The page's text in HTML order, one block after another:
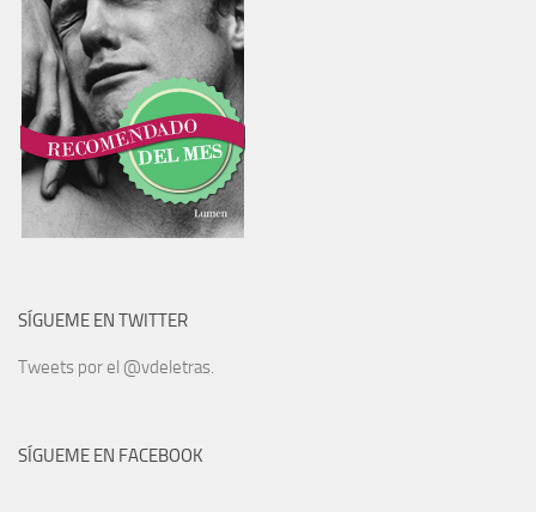
SÍGUEME EN TWITTER
Tweets por el @vdeletras.
SÍGUEME EN FACEBOOK